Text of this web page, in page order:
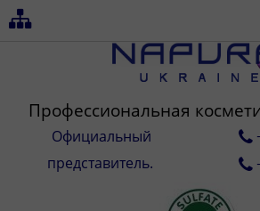
Профессиональная
Официальный
представитель.